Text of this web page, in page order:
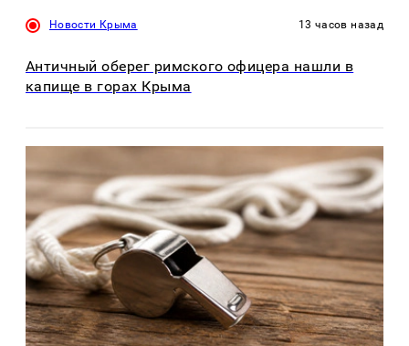
Новости Крыма 13 часов назад
Античный оберег римского офицера нашли в
капище в горах Крыма